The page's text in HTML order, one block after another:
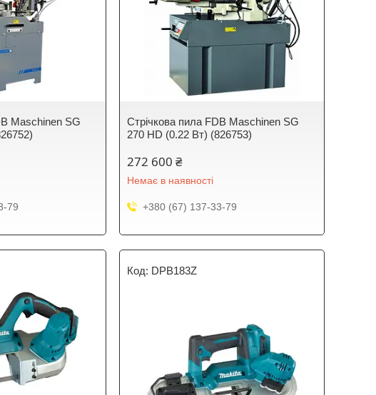
Maschinen SG
79
Стрічкова пила FDB Maschinen SG
270 HD (0.22 Вт) (826753)
272 600 ₴
Немає в наявності
+380 (67) 137-33-79
DPB183Z